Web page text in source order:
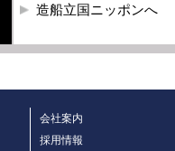
造船立国ニッポンへ
会社案内
採用情報